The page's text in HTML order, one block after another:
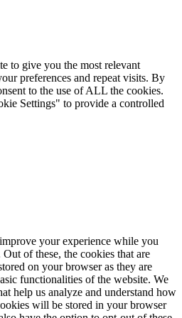
to give you the most relevant
preferences and repeat visits. By
to the use of ALL the cookies.
Settings" to provide a controlled
your experience while you
of these, the cookies that are
on your browser as they are
functionalities of the website. We
help us analyze and understand how
will be stored in your browser